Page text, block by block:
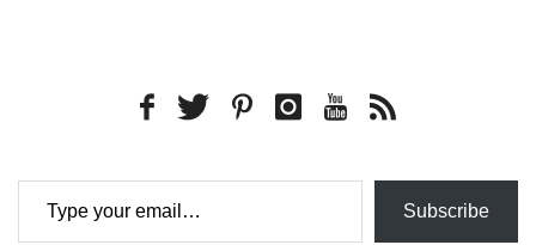
Type your email…
Subscribe